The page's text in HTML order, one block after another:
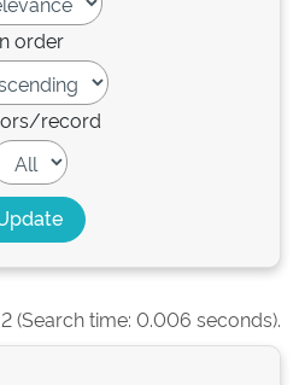
order
record
(Search time: 0.006 seconds).